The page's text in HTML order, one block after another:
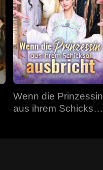
Wenn die Prinzessin
aus ihrem Schicksal